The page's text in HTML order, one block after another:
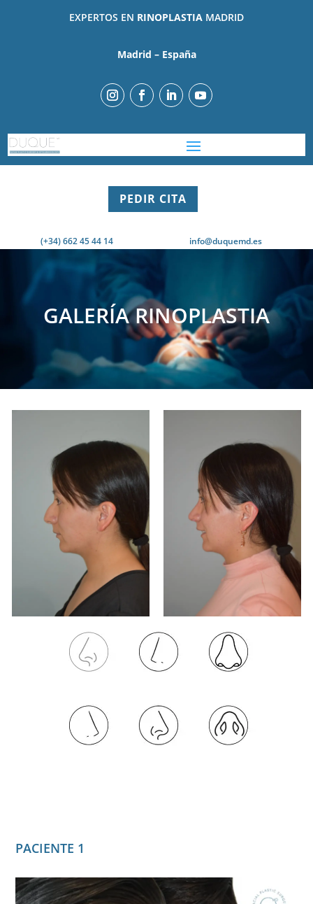
EXPERTOS EN RINOPLASTIA MADRID
Madrid – España
PEDIR CITA
(+34) 662 45 44 14 info@duquemd.es
GALERÍA RINOPLASTIA
PACIENTE 1